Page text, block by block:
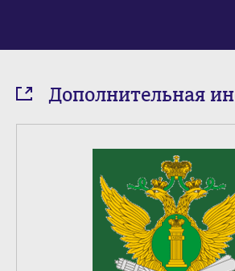
Дополнительная